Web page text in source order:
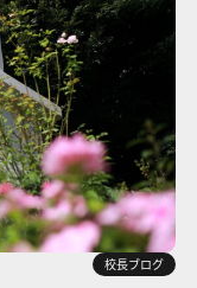
校長ブログ